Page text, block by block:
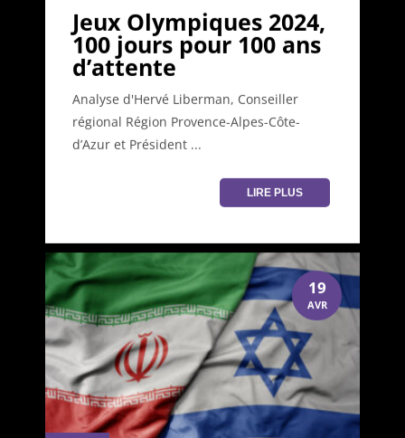
Jeux Olympiques 2024,
100 jours pour 100 ans
d’attente
Analyse d'Hervé Liberman, Conseiller
régional Région Provence-Alpes-Côte-
d’Azur et Président ...
LIRE PLUS
19
AVR